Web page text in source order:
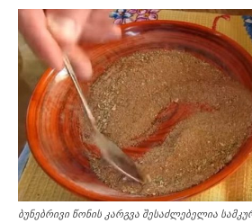
ბუნებრივი წონის კარგვა შესაძლებელია